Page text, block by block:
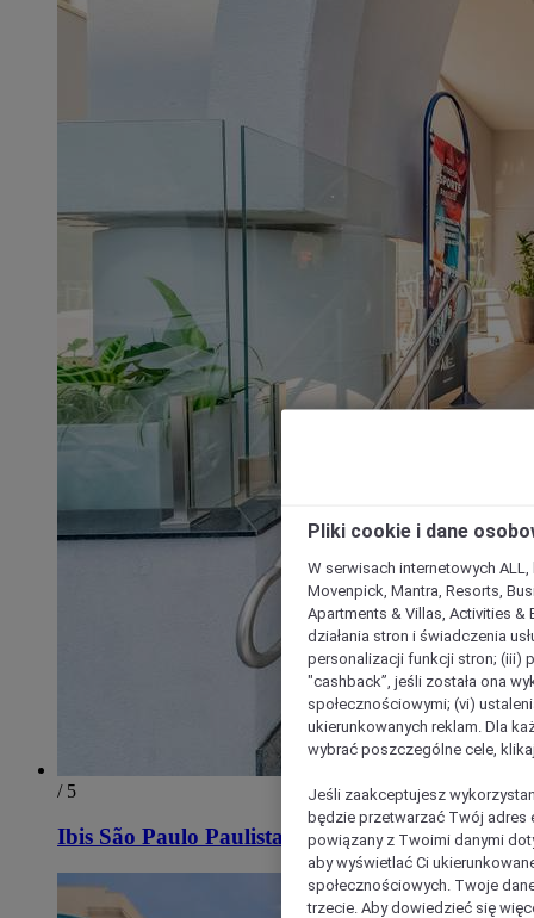
/ 5
Ibis São Paulo Paulista
Pliki cookie i dane
W serwisach internetowych
Movenpick, Mantra, Resorts,
Apartments & Villas, Activities &
działania stron i świadczenia
personalizacji funkcji stron; (iii)
"cashback”, jeśli została ona
społecznościowymi; (vi)
ukierunkowanych reklam. Dla
wybrać poszczególne cele,
Jeśli zaakceptujesz
będzie przetwarzać Twój adres
powiązany z Twoimi danymi
aby wyświetlać Ci
społecznościowych. Twoje
trzecie. Aby dowiedzieć się